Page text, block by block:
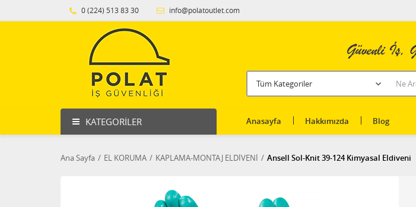
0 (224) 513 83 30 info@polatoutlet.com
KATEGORILER Anasayfa Hakkımızda Blog
Ana Sayfa EL KORUMA KAPLAMA-MONTAJ ELDİVENİ Ansell Sol-Knit 39-124 Kimyasal Eldiveni